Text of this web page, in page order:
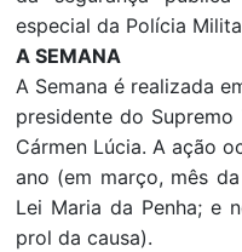
especial da Polícia
A SEMANA
A Semana é realizada
presidente do Supremo
Cármen Lúcia. A ação
ano (em março, mês
Lei Maria da Penha; e
prol da causa).